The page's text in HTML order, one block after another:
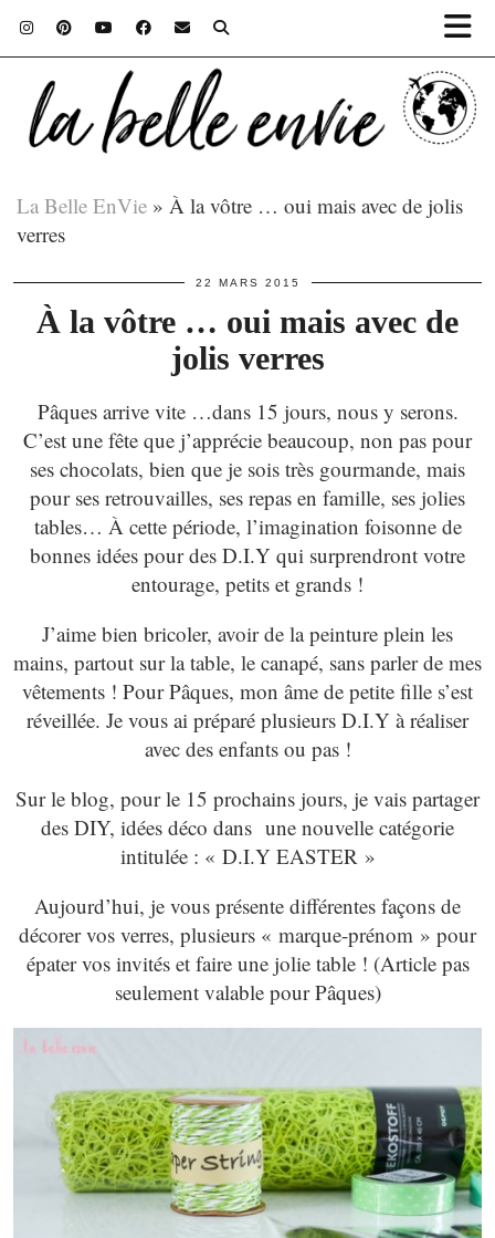
La Belle EnVie » À la vôtre … oui mais avec de jolis
verres
22 MARS 2015
À la vôtre … oui mais avec de
jolis verres
Pâques arrive vite …dans 15 jours, nous y serons.
C’est une fête que j’apprécie beaucoup, non pas pour
ses chocolats, bien que je sois très gourmande, mais
pour ses retrouvailles, ses repas en famille, ses jolies
tables… À cette période, l’imagination foisonne de
bonnes idées pour des D.I.Y qui surprendront votre
entourage, petits et grands !
J’aime bien bricoler, avoir de la peinture plein les
mains, partout sur la table, le canapé, sans parler de mes
vêtements ! Pour Pâques, mon âme de petite fille s’est
réveillée. Je vous ai préparé plusieurs D.I.Y à réaliser
avec des enfants ou pas !
Sur le blog, pour le 15 prochains jours, je vais partager
des DIY, idées déco dans une nouvelle catégorie
intitulée : « D.I.Y EASTER »
Aujourd’hui, je vous présente différentes façons de
décorer vos verres, plusieurs « marque-prénom » pour
épater vos invités et faire une jolie table ! (Article pas
seulement valable pour Pâques)